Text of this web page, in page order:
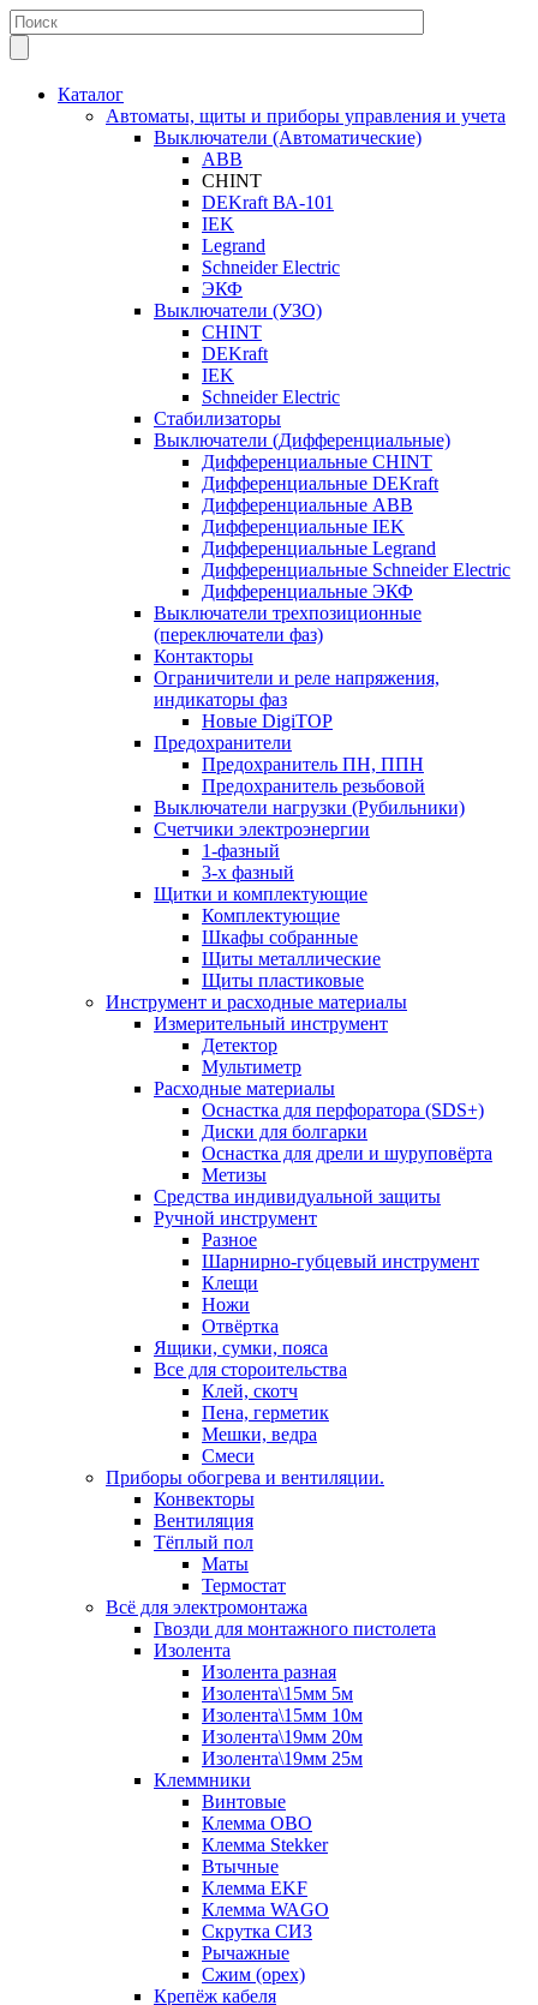
Каталог
Автоматы, щиты и приборы управления и учета
Выключатели (Автоматические)
ABB
CHINT
DEKraft ВА-101
IEK
Legrand
Schneider Electric
ЭКФ
Выключатели (УЗО)
CHINT
DEKraft
IEK
Schneider Electric
Стабилизаторы
Выключатели (Дифференциальные)
Дифференциальные CHINT
Дифференциальные DEKraft
Дифференциальные ABB
Дифференциальные IEK
Дифференциальные Legrand
Дифференциальные Schneider Electric
Дифференциальные ЭКФ
Выключатели трехпозиционные
(переключатели фаз)
Контакторы
Ограничители и реле напряжения,
индикаторы фаз
Новые DigiTOP
Предохранители
Предохранитель ПН, ППН
Предохранитель резьбовой
Выключатели нагрузки (Рубильники)
Счетчики электроэнергии
1-фазный
3-х фазный
Щитки и комплектующие
Комплектующие
Шкафы собранные
Щиты металлические
Щиты пластиковые
Инструмент и расходные материалы
Измерительный инструмент
Детектор
Мультиметр
Расходные материалы
Оснастка для перфоратора (SDS+)
Диски для болгарки
Оснастка для дрели и шуруповёрта
Метизы
Средства индивидуальной защиты
Ручной инструмент
Разное
Шарнирно-губцевый инструмент
Клещи
Ножи
Отвёртка
Ящики, сумки, пояса
Все для стороительства
Клей, скотч
Пена, герметик
Мешки, ведра
Смеси
Приборы обогрева и вентиляции.
Конвекторы
Вентиляция
Тёплый пол
Маты
Термостат
Всё для электромонтажа
Гвозди для монтажного пистолета
Изолента
Изолента разная
Изолента\15мм 5м
Изолента\15мм 10м
Изолента\19мм 20м
Изолента\19мм 25м
Клеммники
Винтовые
Клемма OBO
Клемма Stekker
Втычные
Клемма EKF
Клемма WAGO
Скрутка СИЗ
Рычажные
Сжим (орех)
Крепёж кабеля